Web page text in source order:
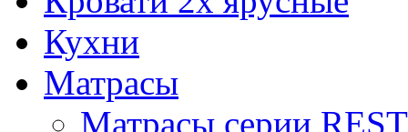
Кухни
Матрасы
Матрасы серии REST